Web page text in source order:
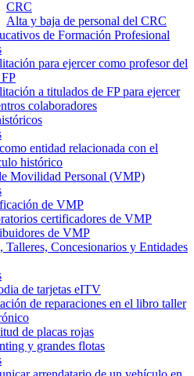
CRC
Alta y baja de personal del CRC
de Formación Profesional
para ejercer como profesor del
a titulados de FP para ejercer
colaboradores
entidad relacionada con el
histórico
Movilidad Personal (VMP)
de VMP
certificadores de VMP
de VMP
Talleres, Concesionarios y Entidades
de tarjetas eITV
de reparaciones en el libro taller
de placas rojas
y grandes flotas